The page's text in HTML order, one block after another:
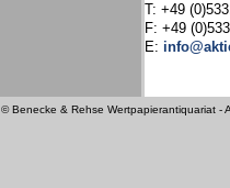
T: +49
F: +49
E:
© Benecke & Rehse Wertpapierantiquariat -